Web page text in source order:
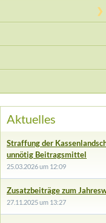
Aktuelles
Straffung der
unnötig Beitragsmittel
25.03.2026 um 12:09
Zusatzbeiträge zum
27.11.2025 um 13:27